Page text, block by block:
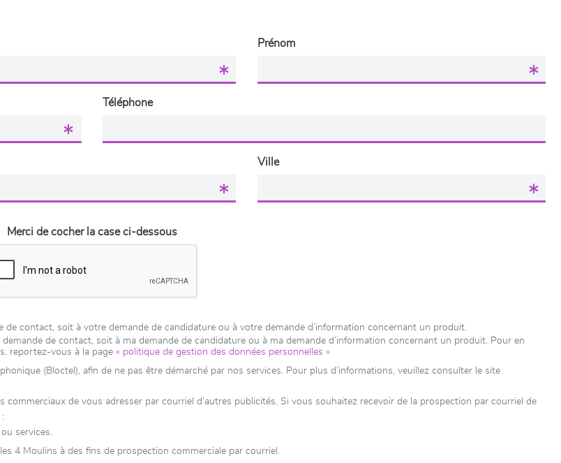
Prénom
Téléphone
Ville
Merci de cocher la case ci-dessous
contact, soit à votre demande de candidature ou à votre demande d’information concernant un produit.
de contact, soit à ma demande de candidature ou à ma demande d’information concernant un produit. Pour en
reportez-vous à la page « politique de gestion des données personnelles »
(Bloctel), afin de ne pas être démarché par nos services. Pour plus d’informations, veuillez consulter le site
de vous adresser par courriel d’autres publicités. Si vous souhaitez recevoir de la prospection par courriel de
services.
4 Moulins à des fins de prospection commerciale par courriel.